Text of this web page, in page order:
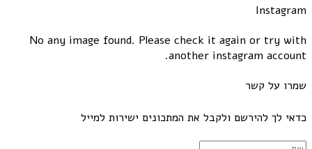
Instagram
No any image found. Please check it again or try with
another instagram account.
שמרו על קשר
כדאי לך להירשם ולקבל את המתכונים ישירות למייל